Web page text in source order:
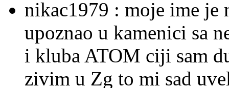
nikac1979 : moje ime je
upoznao u kamenici sa
i kluba ATOM ciji sam
zivim u Zg to mi sad